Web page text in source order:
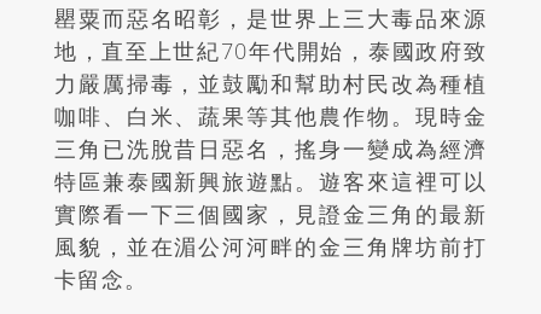
罌粟而惡名昭彰，是世界上三大毒品來源
地，直至上世紀70年代開始，泰國政府致
力嚴厲掃毒，並鼓勵和幫助村民改為種植
咖啡、白米、蔬果等其他農作物。現時金
三角已洗脫昔日惡名，搖身一變成為經濟
特區兼泰國新興旅遊點。遊客來這裡可以
實際看一下三個國家，見證金三角的最新
風貌，並在湄公河河畔的金三角牌坊前打
卡留念。